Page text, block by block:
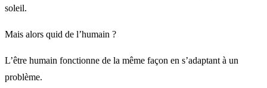
soleil.
Mais alors quid de l’humain ?
L’être humain fonctionne de la même façon en s’adaptant à un
problème.